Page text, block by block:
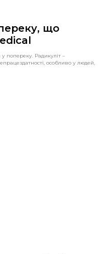
що
попереку. Радикуліт –
особливо у людей,